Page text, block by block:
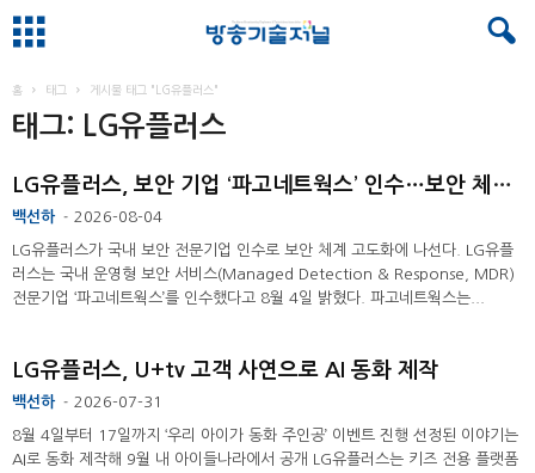
홈 태그 게시물 태그 "LG유플러스"
태그: LG유플러스
LG유플러스, 보안 기업 ‘파고네트웍스’ 인수…보안 체계 고도화 ...
백선하 - 2026-08-04
LG유플러스가 국내 보안 전문기업 인수로 보안 체계 고도화에 나선다. LG유플
러스는 국내 운영형 보안 서비스(Managed Detection & Response, MDR)
전문기업 ‘파고네트웍스’를 인수했다고 8월 4일 밝혔다. 파고네트웍스는...
LG유플러스, U+tv 고객 사연으로 AI 동화 제작
백선하 - 2026-07-31
8월 4일부터 17일까지 ‘우리 아이가 동화 주인공’ 이벤트 진행 선정된 이야기는
AI로 동화 제작해 9월 내 아이들나라에서 공개 LG유플러스는 키즈 전용 플랫폼